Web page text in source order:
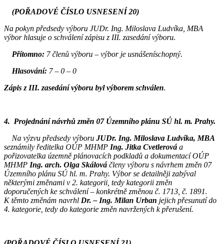
(POŘADOVÉ ČÍSLO USNESENÍ 20)
Na pokyn předsedy výboru JUDr. Ing. Miloslava Ludvíka, MBA
výbor hlasuje o schválení zápisu z III. zasedání výboru.
Přítomno: 7 členů výboru – výbor je usnášeníschopný.
Hlasování: 7 – 0 – 0
Zápis z III. zasedání výboru byl výborem schválen.
4. Projednání návrhů změn 07 Územního plánu SÚ hl. m. Prahy.
Na výzvu předsedy výboru JUDr. Ing. Miloslava Ludvíka, MBA
seznámily ředitelka OÚP MHMP Ing. Jitka Cvetlerová a
pořizovatelka územně plánovacích podkladů a dokumentací OÚP
MHMP Ing. arch. Olga Skálová členy výboru s návrhem změn 07
Územního plánu SÚ hl. m. Prahy. Výbor se detailněji zabýval
některými změnami v 2. kategorii, tedy kategorii změn
doporučených ke schválení – konkrétně změnou č. 1713, č. 1891.
K těmto změnám navrhl Dr. – Ing. Milan Urban jejich přesunutí do
4. kategorie, tedy do kategorie změn navržených k přerušení.